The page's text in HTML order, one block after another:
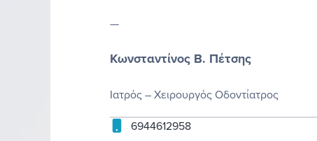
—
Κωνσταντίνος Β. Πέτσης
Ιατρός – Χειρουργός Οδοντίατρος
6944612958